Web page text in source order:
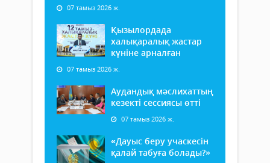
07 тамыз 2026 ж.
Қызылордада
халықаралық жастар
күніне арналған
07 тамыз 2026 ж.
Аудандық мәслихаттың
кезекті сессиясы өтті
07 тамыз 2026 ж.
«Дауыс беру учаскесін
қалай табуға болады?»